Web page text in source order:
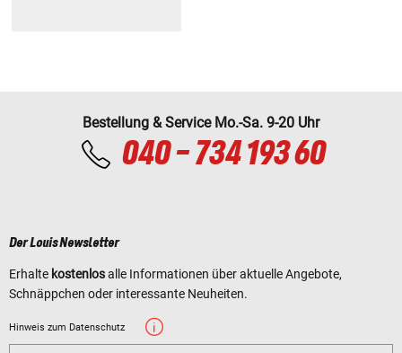
Bestellung & Service Mo.-Sa. 9-20 Uhr
040 - 734 193 60
Der Louis Newsletter
Erhalte kostenlosalle Informationen über aktuelle Angebote,
Schnäppchen oder interessante Neuheiten.
Hinweis zum Datenschutz